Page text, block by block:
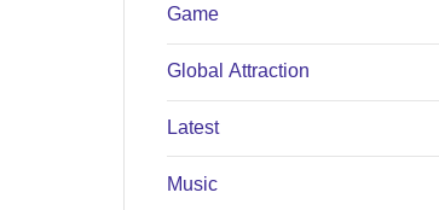
Game
Global Attraction
Latest
Music